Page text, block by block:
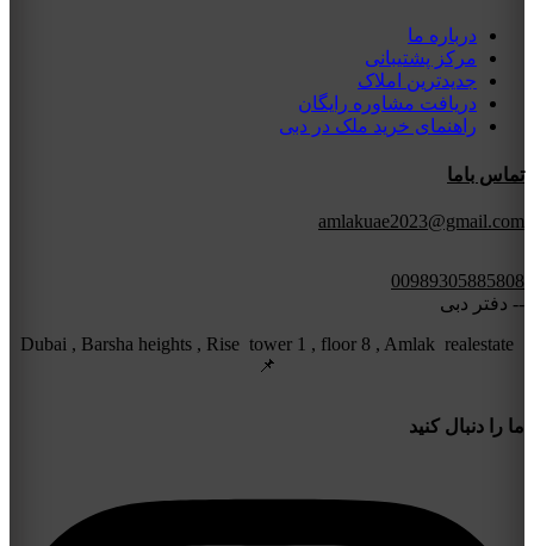
درباره ما
مرکز پشتیبانی
جدیدترین املاک
دریافت مشاوره رایگان
راهنمای خرید ملک در دبی
تماس باما
amlakuae2023@gmail.com
00989305885808
-- دفتر دبی
Dubai , Barsha heights , Rise tower 1 , floor 8 , Amlak realestate
📌
ما را دنبال کنید